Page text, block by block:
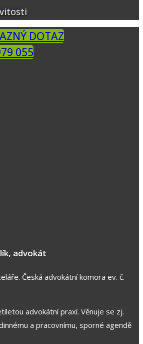
DOTAZ
055
advokát
Česká advokátní komora ev. č.
advokátní praxí. Věnuje se zj.
a pracovnímu, sporné agendě